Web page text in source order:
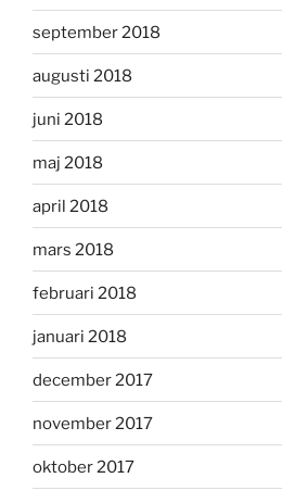
september 2018
augusti 2018
juni 2018
maj 2018
april 2018
mars 2018
februari 2018
januari 2018
december 2017
november 2017
oktober 2017